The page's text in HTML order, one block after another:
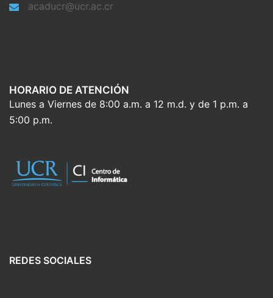
acaducr@ucr.ac.cr
HORARIO DE ATENCIÓN
Lunes a Viernes de 8:00 a.m. a 12 m.d. y de 1 p.m. a
5:00 p.m.
REDES SOCIALES